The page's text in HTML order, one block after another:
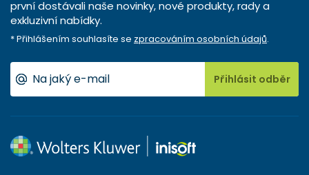
první dostávali naše novinky, nové produkty, rady a
exkluzivní nabídky.
* Přihlášením souhlasíte se zpracováním osobních údajů.
Přihlásit odběr